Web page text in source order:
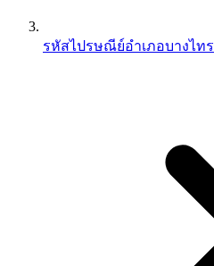
รหัสไปรษณีย์อำเภอบางไทร